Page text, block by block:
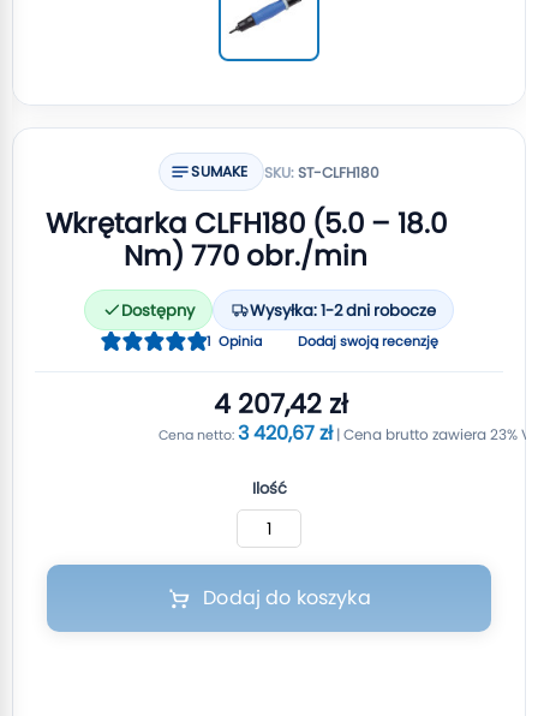
SUMAKE SKU:ST-CLFH180
Wkrętarka CLFH180 (5.0 – 18.0
Nm) 770 obr./min
Dostępny
Wysyłka: 1-2 dni robocze
Ocena:
1 Opinia Dodaj swoją recenzję
4 207,42 zł
3 420,67 zł
Ilość
Dodaj do koszyka